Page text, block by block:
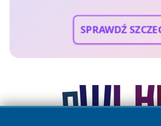
SPRAWDŹ